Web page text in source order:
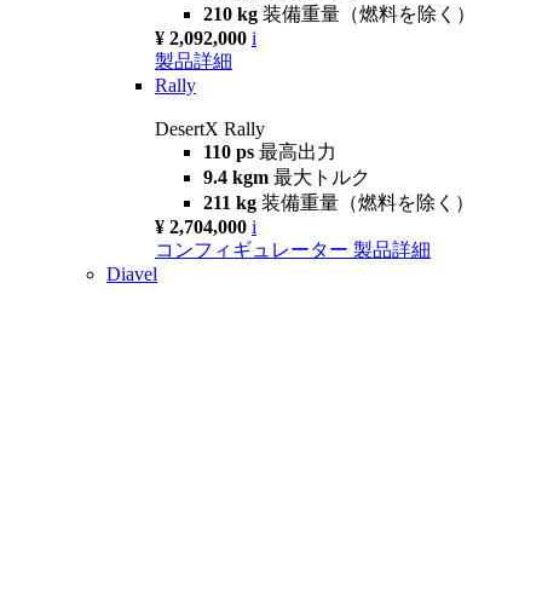
210 kg 装備重量（燃料を除く）
¥ 2,092,000 i
製品詳細
Rally
DesertX Rally
110 ps 最高出力
9.4 kgm 最大トルク
211 kg 装備重量（燃料を除く）
¥ 2,704,000 i
コンフィギュレーター 製品詳細
Diavel